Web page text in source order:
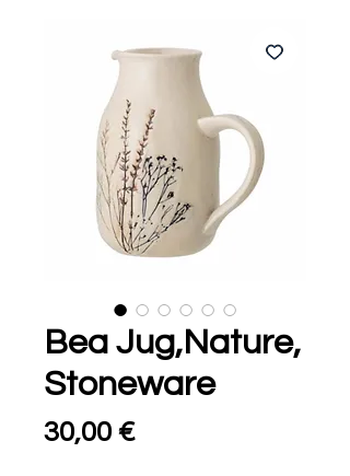
Bea Jug,Nature,
Stoneware
30,00 €Τιμή